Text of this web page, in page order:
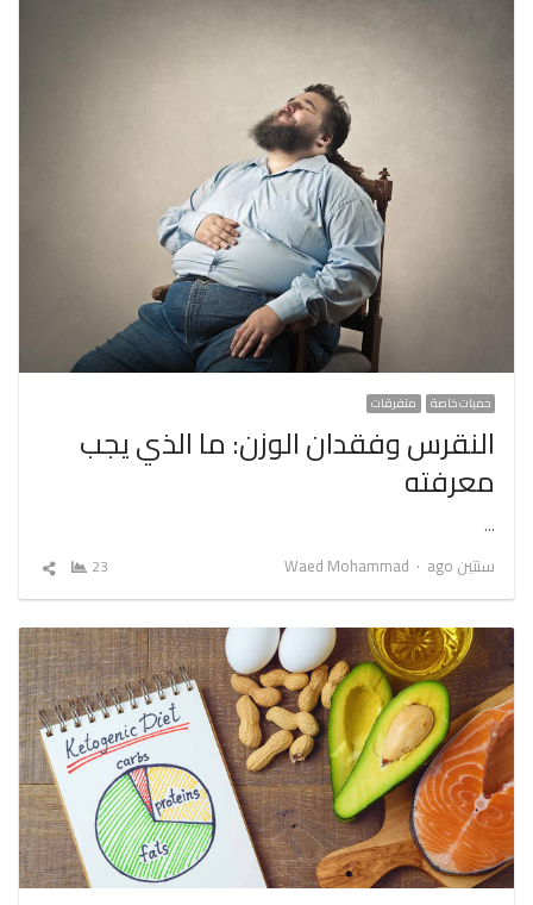
حميات خاصة متفرقات
النقرس وفقدان الوزن: ما الذي يجب
معرفته
…
سنتين ago
Author
Waed Mohammad
23
شارك